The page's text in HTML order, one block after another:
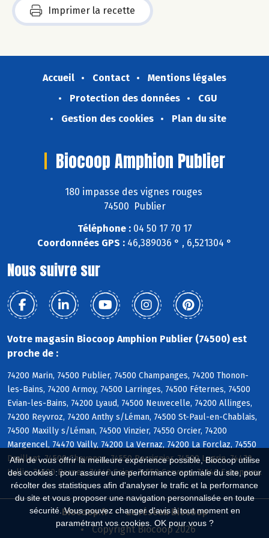
Afin de vous offrir la meilleure expérience possible, Biocoop utilise
des cookies : pour assurer une performance optimale du site, pour
récolter des statistiques afin d'analyser le trafic et la performance
du site et vous proposer une navigation personnalisée en toute
sécurité. Vous pouvez changer d'avis à tout moment en
paramétrant vos cookies. OK pour vous ?
Imprimer la recette
Accueil Contact
Mentions légales
Protection des données
CGU
Gestion des cookies
Plan du site
Biocoop Amphion Publier
180 impasse des vignes rouges
74500 Publier
Téléphone :04 50 17 70 17
Coordonnées GPS : 46,389036 ° , 6,521304 °
Nous suivre sur
Votre magasin Biocoop Amphion Publier (74500) est
proche de :
74200 Marin, 74500 Publier, 74500 Champanges, 74200 Thonon-
les-Bains, 74200 Armoy, 74500 Larringes, 74500 Féternes, 74500
Evian-les-Bains, 74200 Lyaud, 74500 Neuvecelle, 74200 Allinges,
74200 Reyvroz, 74200 Anthy s/Léman, 74500 St-Paul-en-Chablais,
74500 Maxilly s/Léman, 74500 Vinzier, 74550 Orcier, 74200
Margencel, 74470 Vailly, 74200 La Vernaz, 74200 La Forclaz, 74550
Draillant, 74500 Chevenoz, 74550 Perrignier, 74500 Lugrin, 74470
Lullin, 74500 Bernex, 74140 Sciez, 74550 Cervens, 74140 Excenevex
Biocoop.fr
Le réseau Biocoop
Copyright Biocoop 2026